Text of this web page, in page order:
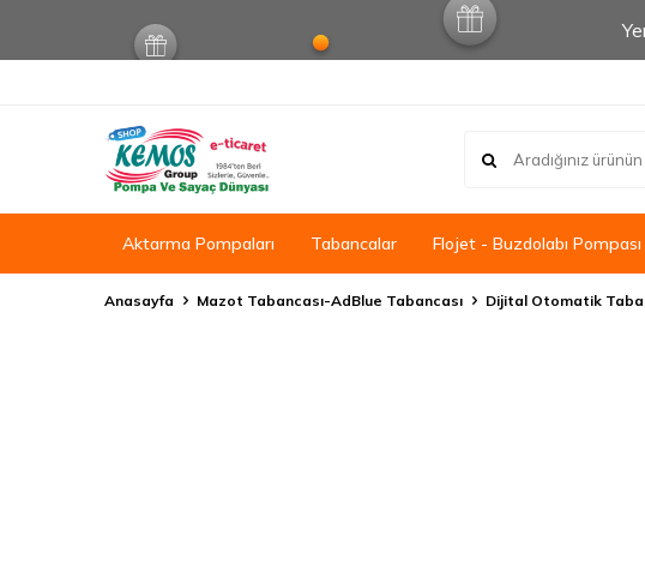
Aktarma Pompaları Tabancalar Flojet - Buzdolabı Pompası
Anasayfa Mazot Tabancası-AdBlue Tabancası Dijital Otomatik